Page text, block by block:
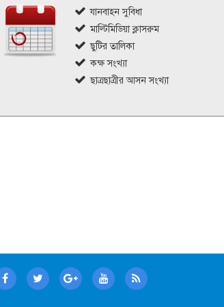
যানবাহন সুবিধা
মাল্টিমিডিয়া ক্লাসরুম
ছুটির তালিকা
কক্ষ সংখ্যা
ছাত্রছাত্রীর আসন সংখ্যা